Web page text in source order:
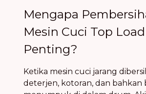
Mengapa
Mesin Cuci Top
Penting?
Ketika mesin cuci jarang
deterjen, kotoran, dan bahkan